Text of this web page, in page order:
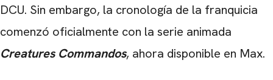
DCU. Sin embargo, la cronología de la franquicia
comenzó oficialmente con la serie animada
Creatures Commandos, ahora disponible en Max.